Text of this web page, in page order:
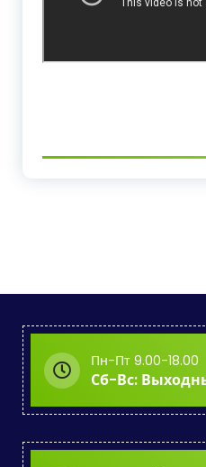
Пн-Пт 9.00-18.00
Сб-Вс: